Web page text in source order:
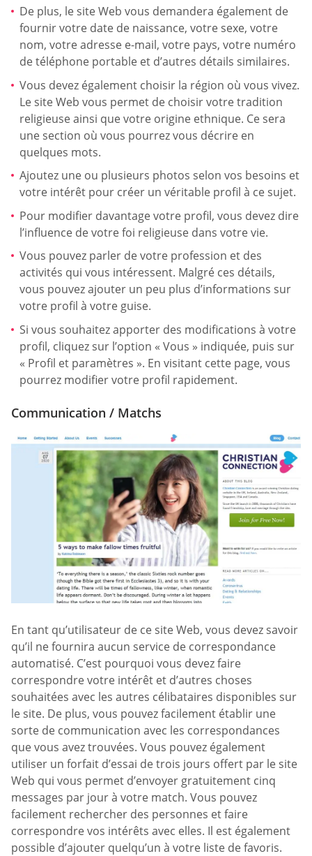
De plus, le site Web vous demandera également de
fournir votre date de naissance, votre sexe, votre
nom, votre adresse e-mail, votre pays, votre numéro
de téléphone portable et d’autres détails similaires.
Vous devez également choisir la région où vous vivez.
Le site Web vous permet de choisir votre tradition
religieuse ainsi que votre origine ethnique. Ce sera
une section où vous pourrez vous décrire en
quelques mots.
Ajoutez une ou plusieurs photos selon vos besoins et
votre intérêt pour créer un véritable profil à ce sujet.
Pour modifier davantage votre profil, vous devez dire
l’influence de votre foi religieuse dans votre vie.
Vous pouvez parler de votre profession et des
activités qui vous intéressent. Malgré ces détails,
vous pouvez ajouter un peu plus d’informations sur
votre profil à votre guise.
Si vous souhaitez apporter des modifications à votre
profil, cliquez sur l’option « Vous » indiquée, puis sur
« Profil et paramètres ». En visitant cette page, vous
pourrez modifier votre profil rapidement.
Communication / Matchs
En tant qu’utilisateur de ce site Web, vous devez savoir
qu’il ne fournira aucun service de correspondance
automatisé. C’est pourquoi vous devez faire
correspondre votre intérêt et d’autres choses
souhaitées avec les autres célibataires disponibles sur
le site. De plus, vous pouvez facilement établir une
sorte de communication avec les correspondances
que vous avez trouvées. Vous pouvez également
utiliser un forfait d’essai de trois jours offert par le site
Web qui vous permet d’envoyer gratuitement cinq
messages par jour à votre match. Vous pouvez
facilement rechercher des personnes et faire
correspondre vos intérêts avec elles. Il est également
possible d’ajouter quelqu’un à votre liste de favoris.